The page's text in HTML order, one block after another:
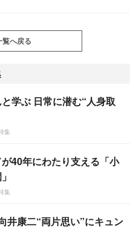
覧へ戻る
学ぶ 日常に潜む“人身取
集
40年にわたり支える「小
集
井康二“両片思い”にキュン